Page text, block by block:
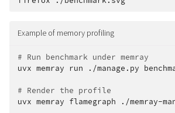
Example of memory profiling
# Run benchmark under memray
uvx memray run ./manage.py
# Render the profile
uvx memray flamegraph ./memray-